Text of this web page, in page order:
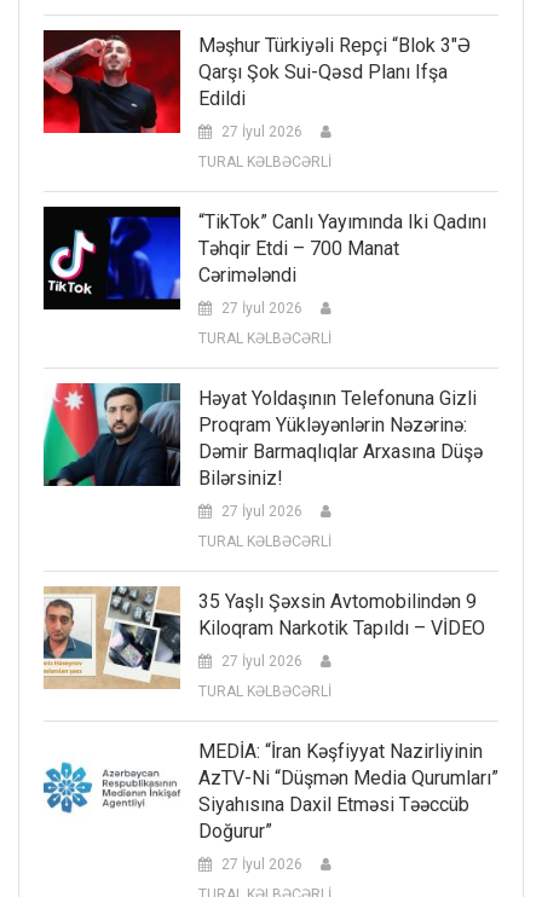
Məşhur Türkiyəli Repçi “Blok 3″ə
Qarşı Şok Sui-Qəsd Planı Ifşa
Edildi
27 İyul 2026
TURAL KƏLBƏCƏRLİ
“TikTok” Canlı Yayımında Iki Qadını
Təhqir Etdi – 700 Manat
Cərimələndi
27 İyul 2026
TURAL KƏLBƏCƏRLİ
Həyat Yoldaşının Telefonuna Gizli
Proqram Yükləyənlərin Nəzərinə:
Dəmir Barmaqlıqlar Arxasına Düşə
Bilərsiniz!
27 İyul 2026
TURAL KƏLBƏCƏRLİ
35 Yaşlı Şəxsin Avtomobilindən 9
Kiloqram Narkotik Tapıldı – VİDEO
27 İyul 2026
TURAL KƏLBƏCƏRLİ
MEDİA: “İran Kəşfiyyat Nazirliyinin
AzTV-Ni “düşmən Media Qurumları”
Siyahısına Daxil Etməsi Təəccüb
Doğurur”
27 İyul 2026